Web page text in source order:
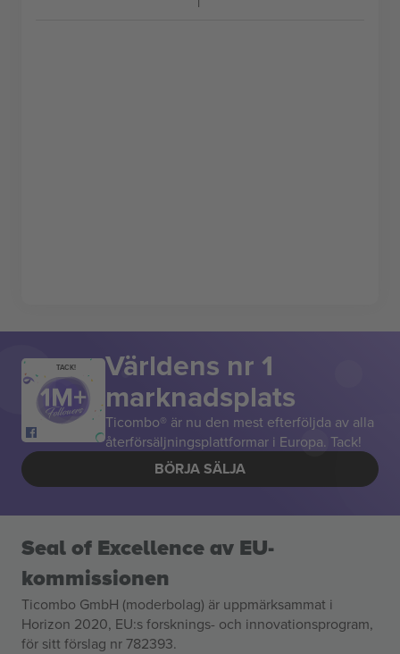
TACK! Världens nr 1
marknadsplats
Ticombo® är nu den mest efterföljda av alla
återförsäljningsplattformar i Europa. Tack!
BÖRJA SÄLJA
Seal of Excellence av EU-
kommissionen
Ticombo GmbH (moderbolag) är uppmärksammat i
Horizon 2020, EU:s forsknings- och innovationsprogram,
för sitt förslag nr 782393.